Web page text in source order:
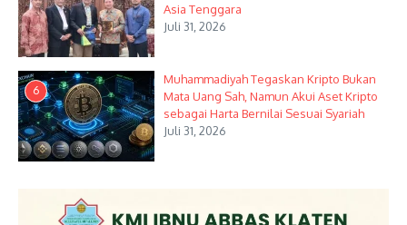
Asia Tenggara
Juli 31, 2026
6
Muhammadiyah Tegaskan Kripto Bukan
Mata Uang Sah, Namun Akui Aset Kripto
sebagai Harta Bernilai Sesuai Syariah
Juli 31, 2026